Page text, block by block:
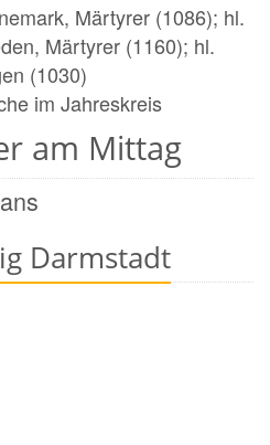
am Mittag
Märtyrer (1086); hl.
Märtyrer (1160); hl.
(1030)
im Jahreskreis
Darmstadt